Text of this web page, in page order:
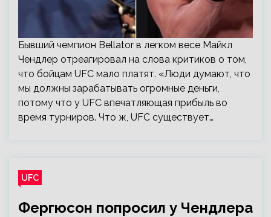
Бывший чемпион Bellator в легком весе Майкл
Чендлер отреагировал на слова критиков о том,
что бойцам UFC мало платят. «Люди думают, что
мы должны зарабатывать огромные деньги,
потому что у UFC впечатляющая прибыль во
время турниров. Что ж, UFC существует…
UFC
Фергюсон попросил у Чендлера